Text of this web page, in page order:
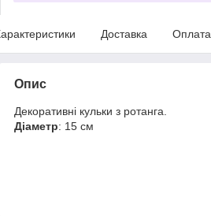
Доставка Оплата
Опис
Декоративні кульки з ротанга.
Діаметр: 15 см